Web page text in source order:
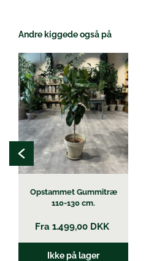
Andre kiggede også på
Opstammet Gummitræ
110-130 cm.
Fra 1.499,00 DKK
Ikke på lager
Dette
vare
har
flere
varianter.
Mulighederne
kan
vælges
på
varesiden